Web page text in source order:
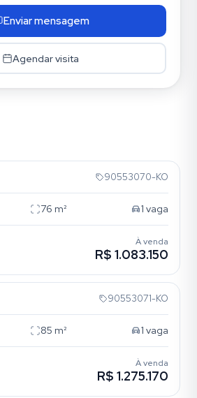
Enviar mensagem
Agendar visita
90553070-KO
76 m² 1 vaga
À venda
R$ 1.083.150
90553071-KO
85 m² 1 vaga
À venda
R$ 1.275.170